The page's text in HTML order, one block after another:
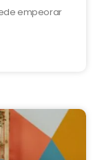
empeorar